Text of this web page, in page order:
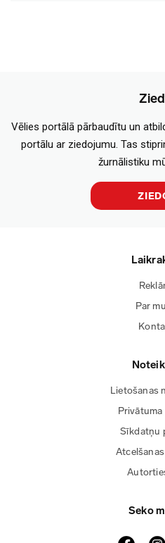
Vēlies portālā pārbaudītu un
portālu ar ziedojumu. Tas
žurnālistiku
Par
Lietošanas
Sīkdatņu
Seko